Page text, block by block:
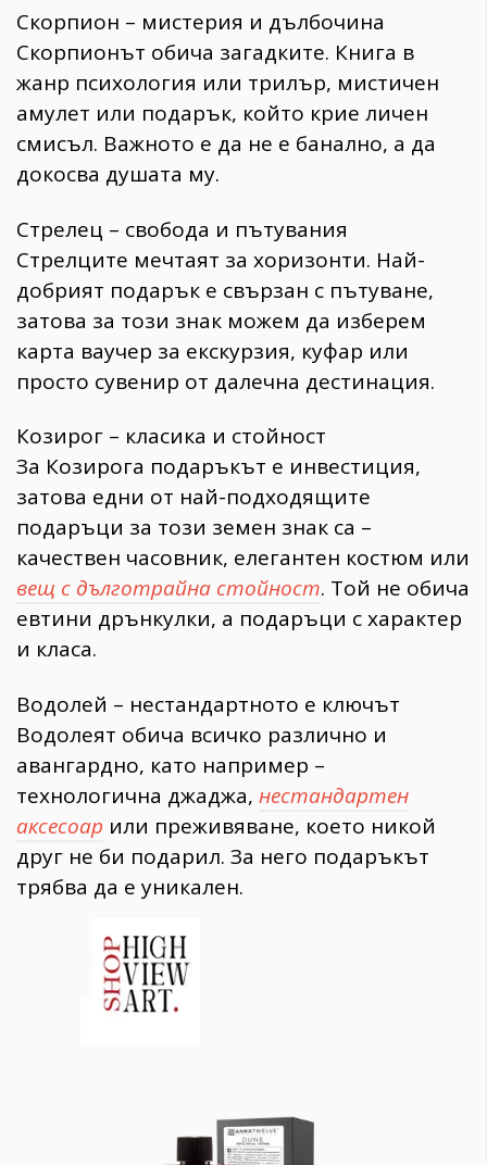
Скорпион – мистерия и дълбочина
Скорпионът обича загадките. Книга в
жанр психология или трилър, мистичен
амулет или подарък, който крие личен
смисъл. Важното е да не е банално, а да
докосва душата му.
Стрелец – свобода и пътувания
Стрелците мечтаят за хоризонти. Най-
добрият подарък е свързан с пътуване,
затова за този знак можем да изберем
карта ваучер за екскурзия, куфар или
просто сувенир от далечна дестинация.
Козирог – класика и стойност
За Козирога подаръкът е инвестиция,
затова едни от най-подходящите
подаръци за този земен знак са –
качествен часовник, елегантен костюм или
вещ с дълготрайна стойност. Той не обича
евтини дрънкулки, а подаръци с характер
и класа.
Водолей – нестандартното е ключът
Водолеят обича всичко различно и
авангардно, като например –
технологична джаджа, нестандартен
аксесоар или преживяване, което никой
друг не би подарил. За него подаръкът
трябва да е уникален.